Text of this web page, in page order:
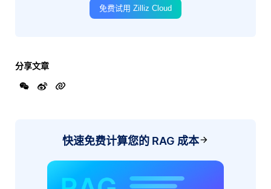
免费试用 Zilliz Cloud
分享文章
快速免费计算您的 RAG 成本